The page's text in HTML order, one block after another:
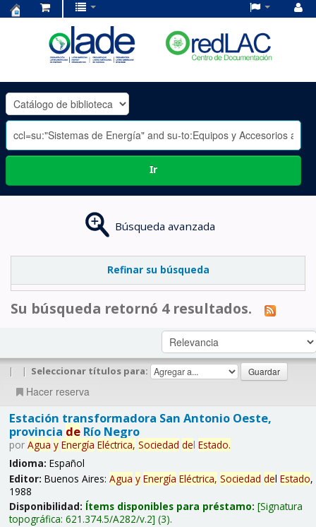
OLADE
-
Ir
Búsqueda avanzada
Refinar su búsqueda
Su búsqueda retornó 4 resultados.
| | Seleccionar títulos para:
Hacer reserva
Estación transformadora San Antonio Oeste,
provincia deRío Negro
por Agua y Energía Eléctrica, Sociedad del Estado.
Idioma: Español
Editor: Buenos Aires: Agua y Energía Eléctrica, Sociedad del Estado,
1988
Disponibilidad: Ítems disponibles para préstamo: Signatura
topográfica: 621.374.5/A282/v.2 (3).